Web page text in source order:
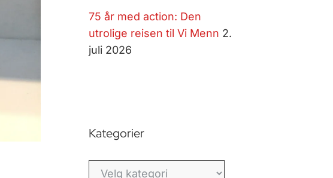
75 år med action: Den
utrolige reisen til Vi Menn 2.
juli 2026
Kategorier
Kategorier